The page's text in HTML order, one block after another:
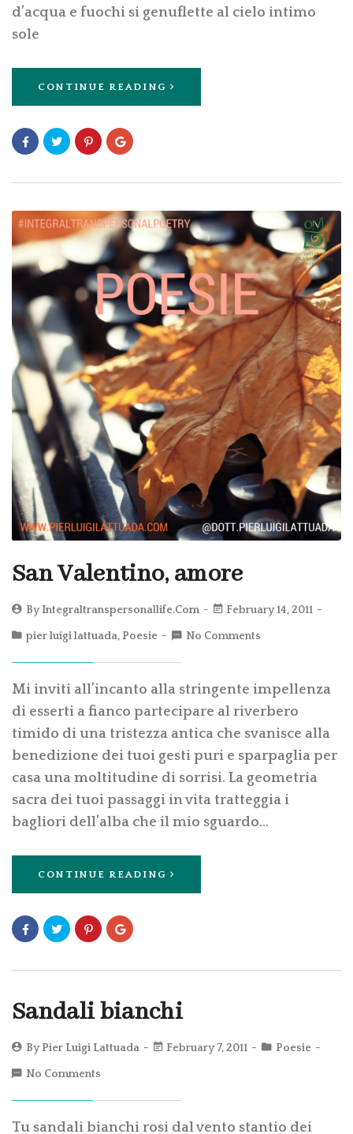
d’acqua e fuochi si genuflette al cielo intimo
sole
CONTINUE READING
San Valentino, amore
ByIntegraltranspersonallife.com February 14, 2011
pier luigi lattuada,Poesie No Comments
Mi inviti all’incanto alla stringente impellenza
di esserti a fianco partecipare al riverbero
timido di una tristezza antica che svanisce alla
benedizione dei tuoi gesti puri e sparpaglia per
casa una moltitudine di sorrisi. La geometria
sacra dei tuoi passaggi in vita tratteggia i
bagliori dell’alba che il mio sguardo…
CONTINUE READING
Sandali bianchi
ByPier Luigi Lattuada February 7, 2011 Poesie
No Comments
Tu sandali bianchi rosi dal vento stantio dei